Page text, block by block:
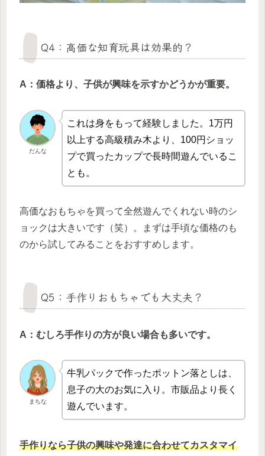
Q4：高価な知育玩具は効果的？
A：価格より、子供が興味を示すかどうかが重要。
だんな
これは身をもって経験しました。1万円
以上する高級積み木より、100円ショッ
プで買ったカップで長時間遊んでいるこ
とも。
高価なおもちゃを買って全然遊んでくれない時のシ
ョックは大きいです（笑）。まずは手頃な価格のも
のから試してみることをおすすめします。
Q5：手作りおもちゃでも大丈夫？
A：むしろ手作りの方が良い場合も多いです。
まちな
牛乳パックで作ったポットン落としは、
息子の大のお気に入り。市販品より長く
遊んでいます。
手作りなら子供の興味や発達に合わせてカスタマイ